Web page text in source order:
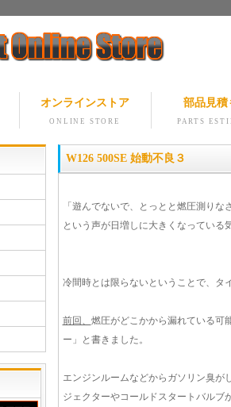
オンラインストア
ONLINE STORE
部品見積
PARTS
W126 500SE 始動不良３
「遊んでないで、とっとと燃圧測りな
という声が日増しに大きくなっている
冷間時とは限らないということで、タ
前回、 燃圧がどこかから漏れている可
ー」と書きました。
エンジンルームなどからガソリン臭が
ジェクターやコールドスタートバルブ